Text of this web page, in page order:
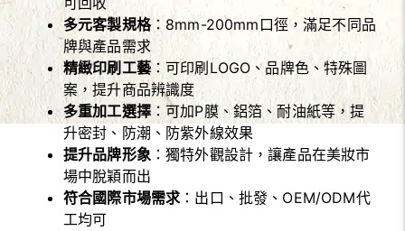
多元客製規格：8mm-200mm口徑，滿足不同品
牌與產品需求
精緻印刷工藝：可印刷LOGO、品牌色、特殊圖
案，提升商品辨識度
多重加工選擇：可加P膜、鋁箔、耐油紙等，提
升密封、防潮、防紫外線效果
提升品牌形象：獨特外觀設計，讓產品在美妝市
場中脫穎而出
符合國際市場需求：出口、批發、OEM/ODM代
工均可